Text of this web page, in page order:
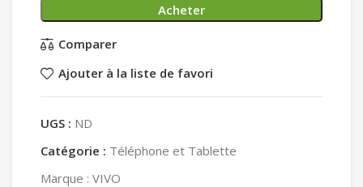
Acheter
Comparer
Ajouter à la liste de favori
UGS : ND
Catégorie : Téléphone et Tablette
Marque : VIVO